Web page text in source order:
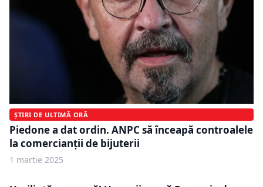
ȘTIRI DE ULTIMĂ ORĂ
Piedone a dat ordin. ANPC să înceapă controalele
la comercianţii de bijuterii
1 martie 2025